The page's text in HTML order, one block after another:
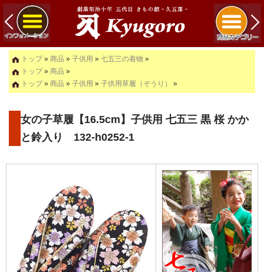
トップ» 商品 » 子供用 » 七五三の着物 »
トップ» 商品 »
トップ» 商品 » 子供用 » 子供用草履（ぞうり） »
女の子草履【16.5cm】子供用 七五三 黒 桜 かか
と鈴入り 132-h0252-1